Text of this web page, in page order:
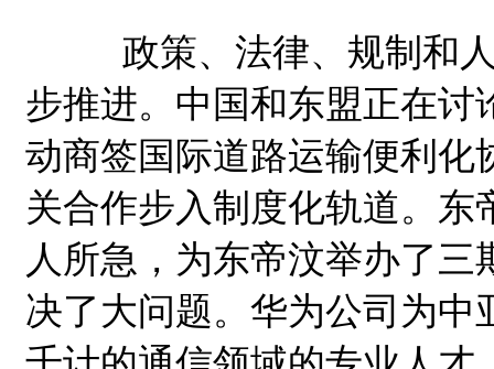
政策、法律、规制和人
步推进。中国和东盟正在
动商签国际道路运输便利化
关合作步入制度化轨道。
人所急，为东帝汶举办了
决了大问题。华为公司为